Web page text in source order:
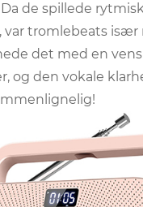
de spillede
var tromlebeats især
det med en
og den vokale